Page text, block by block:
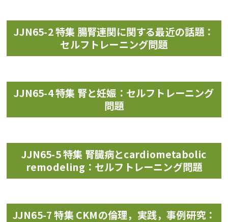
JJN65-2 特集 腸腎連関に関する最近の話題：
セルフトレーニング問題
JJN65-4 特集 腎と妊娠：セルフトレーニング
問題
JJN65-5 特集 腎臓病とcardiometabolic
remodeling：セルフトレーニング問題
JJN65-7 特集 CKMの倫理，実践，事例研究：